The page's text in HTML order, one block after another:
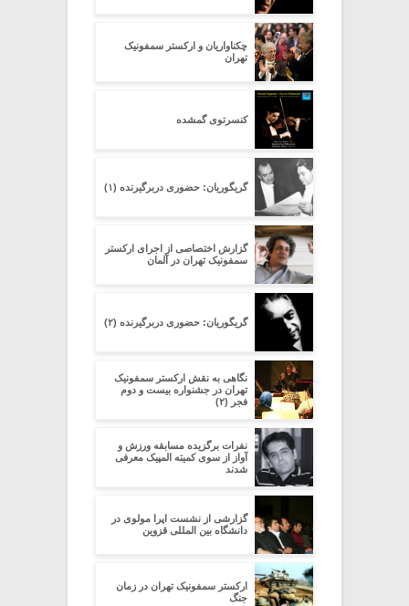
چکناواریان و ارکستر سمفونیک
تهران
کنسرتوی گمشده
گریگوریان: حضوری دربرگیرنده (۱)
گزارش اختصاصی از اجرای ارکستر
سمفونیک تهران در آلمان
گریگوریان: حضوری دربرگیرنده (۲)
نگاهی به نقش ارکستر سمفونیک
تهران در جشنواره بیست و دوم
فجر (۲)
نفرات برگزیده مسابقه ورزش و
آواز از سوی کمیته المپیک معرفی
شدند
گزارشی از نشست اپرا مولوی در
دانشگاه بین المللی قزوین
ارکستر سمفونیک تهران در زمان
جنگ